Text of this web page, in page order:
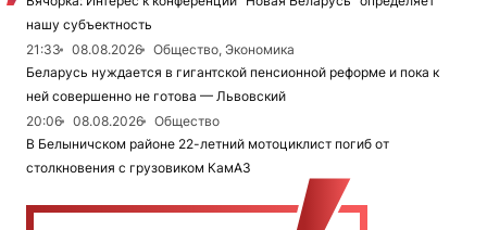
нашу субъектность
21:33
08.08.2026
Общество, Экономика
Беларусь нуждается в гигантской пенсионной реформе и пока к
ней совершенно не готова — Львовский
20:06
08.08.2026
Общество
В Белыничском районе 22-летний мотоциклист погиб от
столкновения с грузовиком КамАЗ